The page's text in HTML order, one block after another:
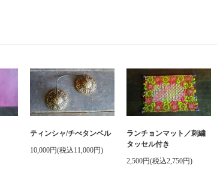
ティンシャ/チべタンベル
10,000円(税込11,000円)
ランチョンマット／刺繍
タッセル付き
2,500円(税込2,750円)